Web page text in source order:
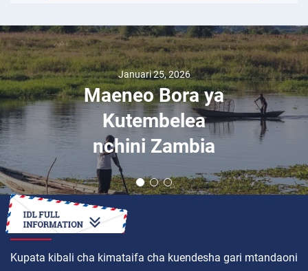
Januari 25, 2026
Maeneo Bora ya
Kutembelea
nchini Zambia
JINSI YA
Kupata kibali cha kimataifa cha kuendesha gari mtandaoni